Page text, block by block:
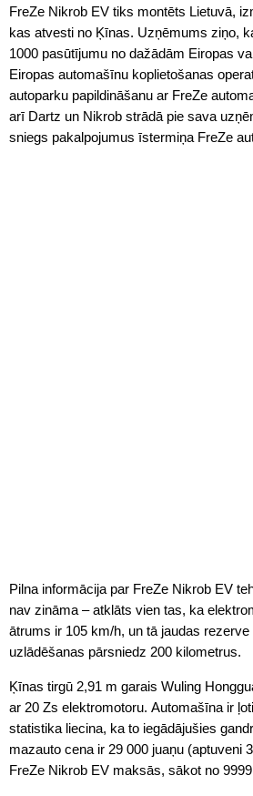
FreZe Nikrob EV tiks montēts Lietuvā,
kas atvesti no Ķīnas. Uzņēmums ziņo,
1000 pasūtījumu no dažādām Eiropas
Eiropas automašīnu koplietošanas
autoparku papildināšanu ar FreZe
arī Dartz un Nikrob strādā pie sava
sniegs pakalpojumus īstermiņa FreZe
Pilna informācija par FreZe Nikrob EV
nav zināma – atklāts vien tas, ka
ātrums ir 105 km/h, un tā jaudas
uzlādēšanas pārsniedz 200 kilometrus.
Ķīnas tirgū 2,91 m garais Wuling
ar 20 Zs elektromotoru. Automašīna ir
statistika liecina, ka to iegādājušies
mazauto cena ir 29 000 juaņu (aptuveni
FreZe Nikrob EV maksās, sākot no